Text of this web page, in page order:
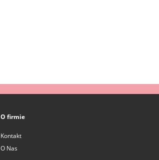
O firmie
Kontakt
O Nas